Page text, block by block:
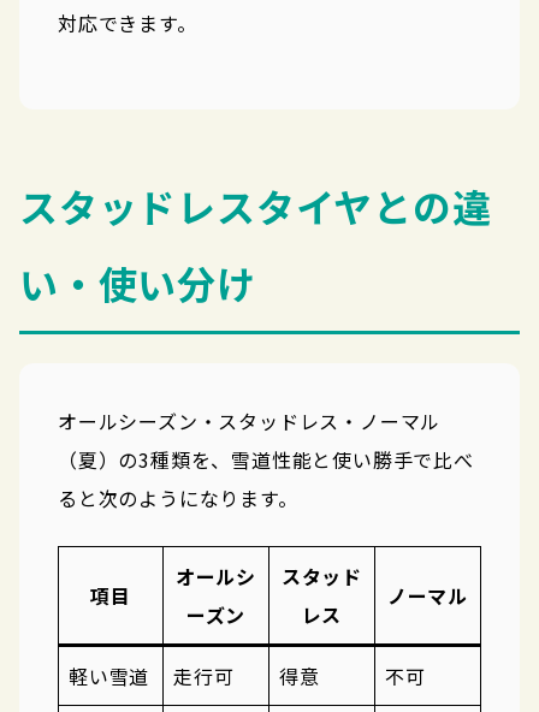
対応できます。
スタッドレスタイヤとの違
い・使い分け
オールシーズン・スタッドレス・ノーマル
（夏）の3種類を、雪道性能と使い勝手で比べ
ると次のようになります。
項目
オールシ
ーズン
スタッド
レス
ノーマル
軽い雪道 走行可 得意 不可